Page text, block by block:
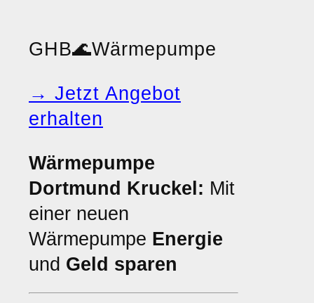
GHB🌊Wärmepumpe
→ Jetzt Angebot
erhalten
Wärmepumpe
Dortmund Kruckel: Mit
einer neuen
Wärmepumpe Energie
und Geld sparen